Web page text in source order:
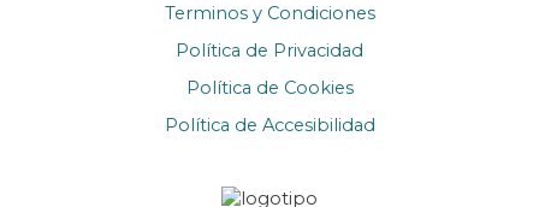
Terminos y Condiciones
Política de Privacidad
Política de Cookies
Política de Accesibilidad